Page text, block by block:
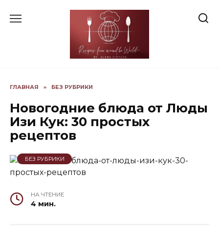
ГЛАВНАЯ » БЕЗ РУБРИКИ
Новогодние блюда от Люды
Изи Кук: 30 простых
рецептов
БЕЗ РУБРИКИ
НА ЧТЕНИЕ
4 мин.